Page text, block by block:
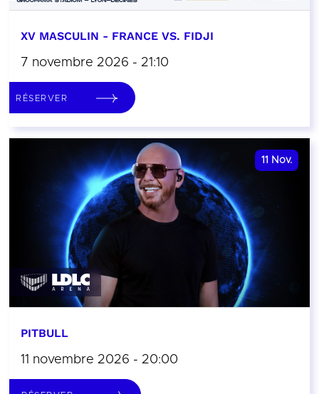
XV MASCULIN - FRANCE VS. FIDJI
7 novembre 2026 - 21:10
RÉSERVER
11 Nov.
PITBULL
11 novembre 2026 - 20:00